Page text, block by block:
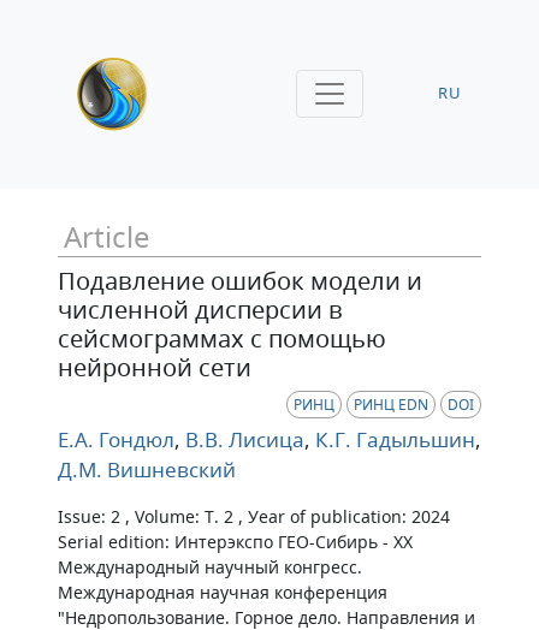
RU
Article
Подавление ошибок модели и
численной дисперсии в
сейсмограммах с помощью
нейронной сети
РИНЦ РИНЦ EDN DOI
Е.А. Гондюл, В.В. Лисица, К.Г. Гадыльшин,
Д.М. Вишневский
Issue: 2 , Volume: Т. 2 , Уear of publication: 2024
Serial edition: Интерэкспо ГЕО-Сибирь - XX
Международный научный конгресс.
Международная научная конференция
"Недропользование. Горное дело. Направления и